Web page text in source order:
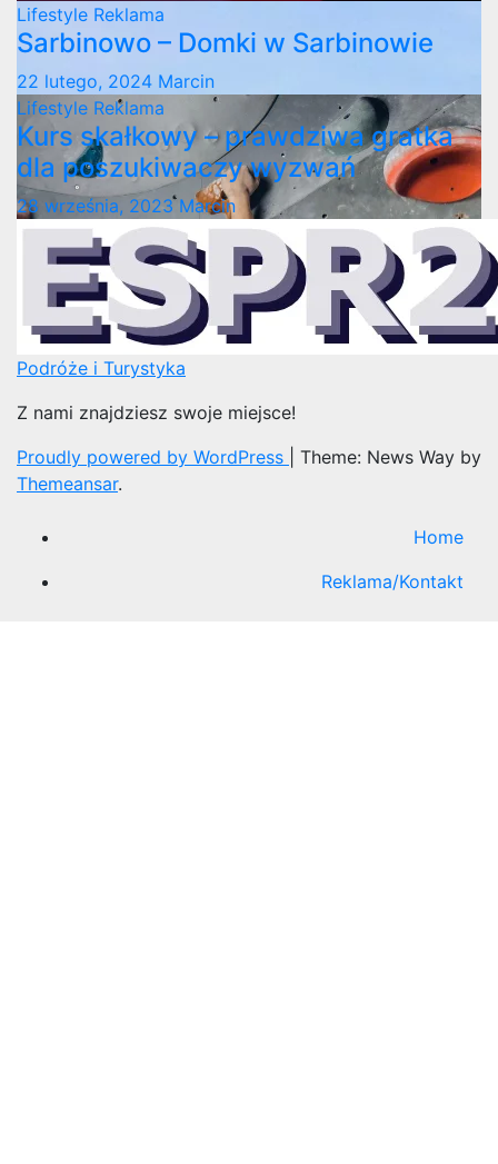
Lifestyle Reklama
Sarbinowo – Domki w Sarbinowie
22 lutego, 2024 Marcin
Lifestyle Reklama
Kurs skałkowy – prawdziwa gratka
dla poszukiwaczy wyzwań
28 września, 2023Marcin
Podróże i Turystyka
Z nami znajdziesz swoje miejsce!
Proudly powered by WordPress
Theme: News Way by
Themeansar.
Home
Reklama/Kontakt